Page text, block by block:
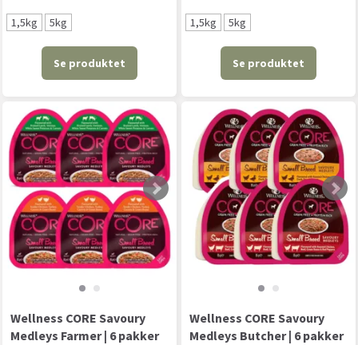
1,5kg 5kg
Se produktet
1,5kg 5kg
Se produktet
Wellness CORE Savoury
Medleys Farmer | 6 pakker
Wellness CORE Savoury
Medleys Butcher | 6 pakker